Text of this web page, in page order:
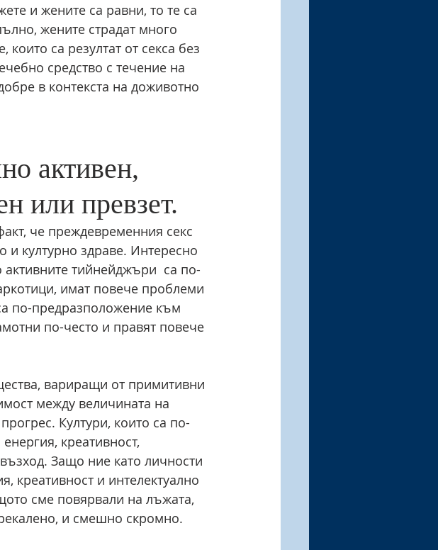
и жените са равни, то те са
жените страдат много
са резултат от секса без
средство с течение на
в контекста на доживотно
активен,
или превзет.
че преждевременния секс
и културно здраве. Интересно
тийнейджъри  са по-
имат повече проблеми
по-предразположение към
по-често и правят повече
вариращи от примитивни
между величината на
Култури, които са по-
креативност,
Защо ние като личности
креативност и интелектуално
сме повярвали на лъжата,
и смешно скромно.